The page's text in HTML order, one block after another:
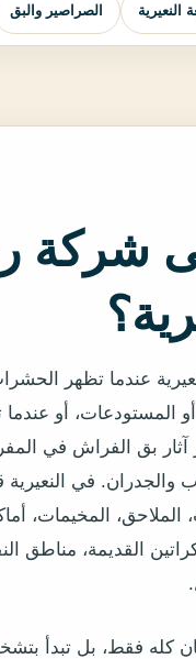
النعيرية الصراصير والبق
عندما تظهر
المستودعات، أو
آثار بق الفراش في
والجدران. في النعيرية
المخيمات،
القديمة، مناطق
كله فقط، بل تبدأ